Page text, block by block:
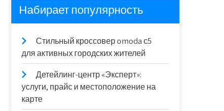
Набирает популярность
Стильный кроссовер omoda с5
для активных городских жителей
Детейлинг-центр «Эксперт»:
услуги, прайс и местоположение на
карте